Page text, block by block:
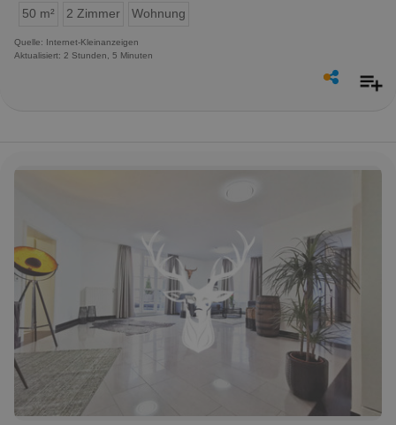
50 m²
2 Zimmer Wohnung
Quelle: Internet-Kleinanzeigen
Aktualisiert: 2 Stunden, 5 Minuten